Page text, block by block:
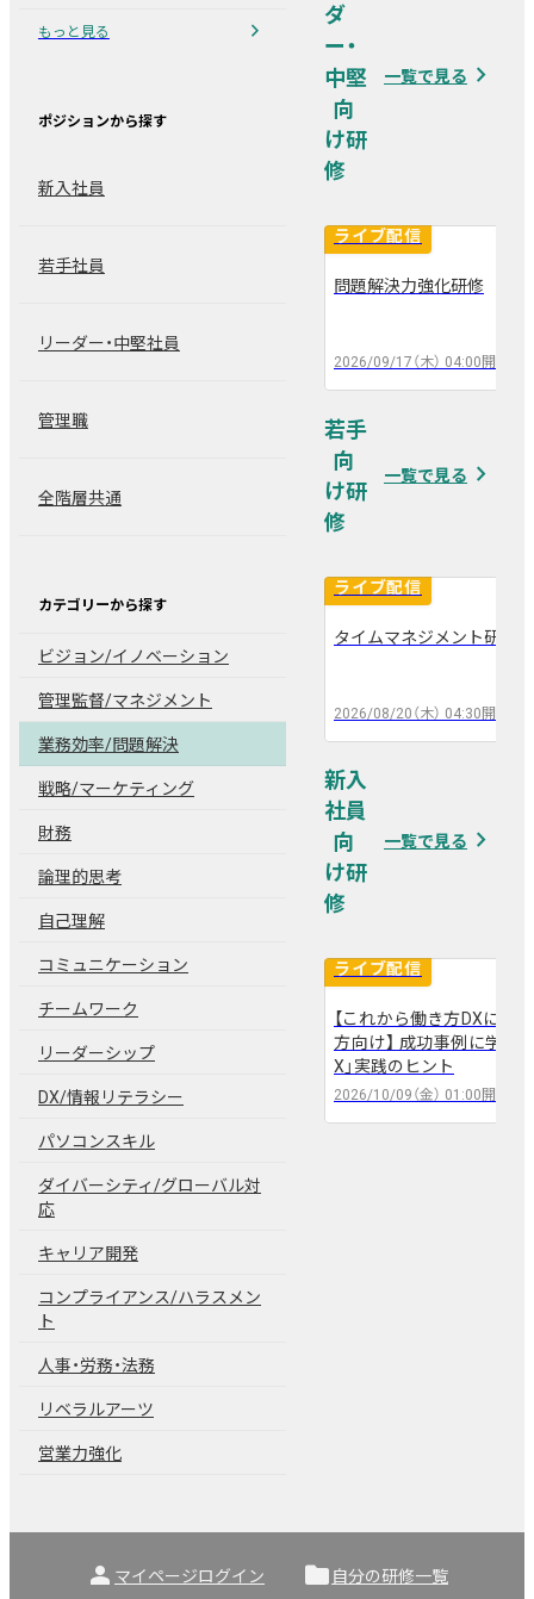
もっと見る chevron_right
ポジションから探す
新入社員
若手社員
リーダー・中堅社員
管理職
全階層共通
カテゴリーから探す
ビジョン/イノベーション
管理監督/マネジメント
業務効率/問題解決
戦略/マーケティング
財務
論理的思考
自己理解
コミュニケーション
チームワーク
リーダーシップ
DX/情報リテラシー
パソコンスキル
ダイバーシティ/グローバル対
応
キャリア開発
コンプライアンス/ハラスメン
ト
人事・労務・法務
リベラルアーツ
営業力強化
ダ
ー・
中堅
一覧で見る navigate_next
ライブ配信
問題解決力強化研修
2026/09/17（木） 04:00 開催
若手
一覧で見る navigate_next
ライブ配信
タイムマネジメント研修
2026/08/20（木） 04:30 開催
新入
社員
一覧で見る navigate_next
arrow_back
ライブ配信
【これから働き方DXに取
方向け】 成功事例に学ぶ！
X」実践のヒント
2026/10/09（金） 01:00 開催
arrow_forward
person マイページログイン folder 自分の研修一覧